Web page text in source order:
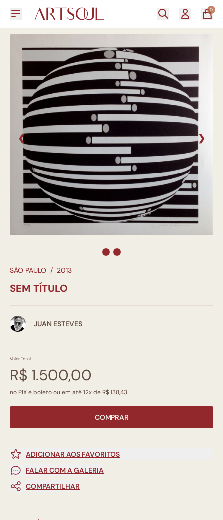
0
❮ ❯
SÃO PAULO / 2013
SEM TÍTULO
JUAN ESTEVES
Valor Total
R$ 1.500,00
no PIX e boleto ou em até 12x de R$ 138,43
COMPRAR
ADICIONAR AOS FAVORITOS
FALAR COM A GALERIA
COMPARTILHAR